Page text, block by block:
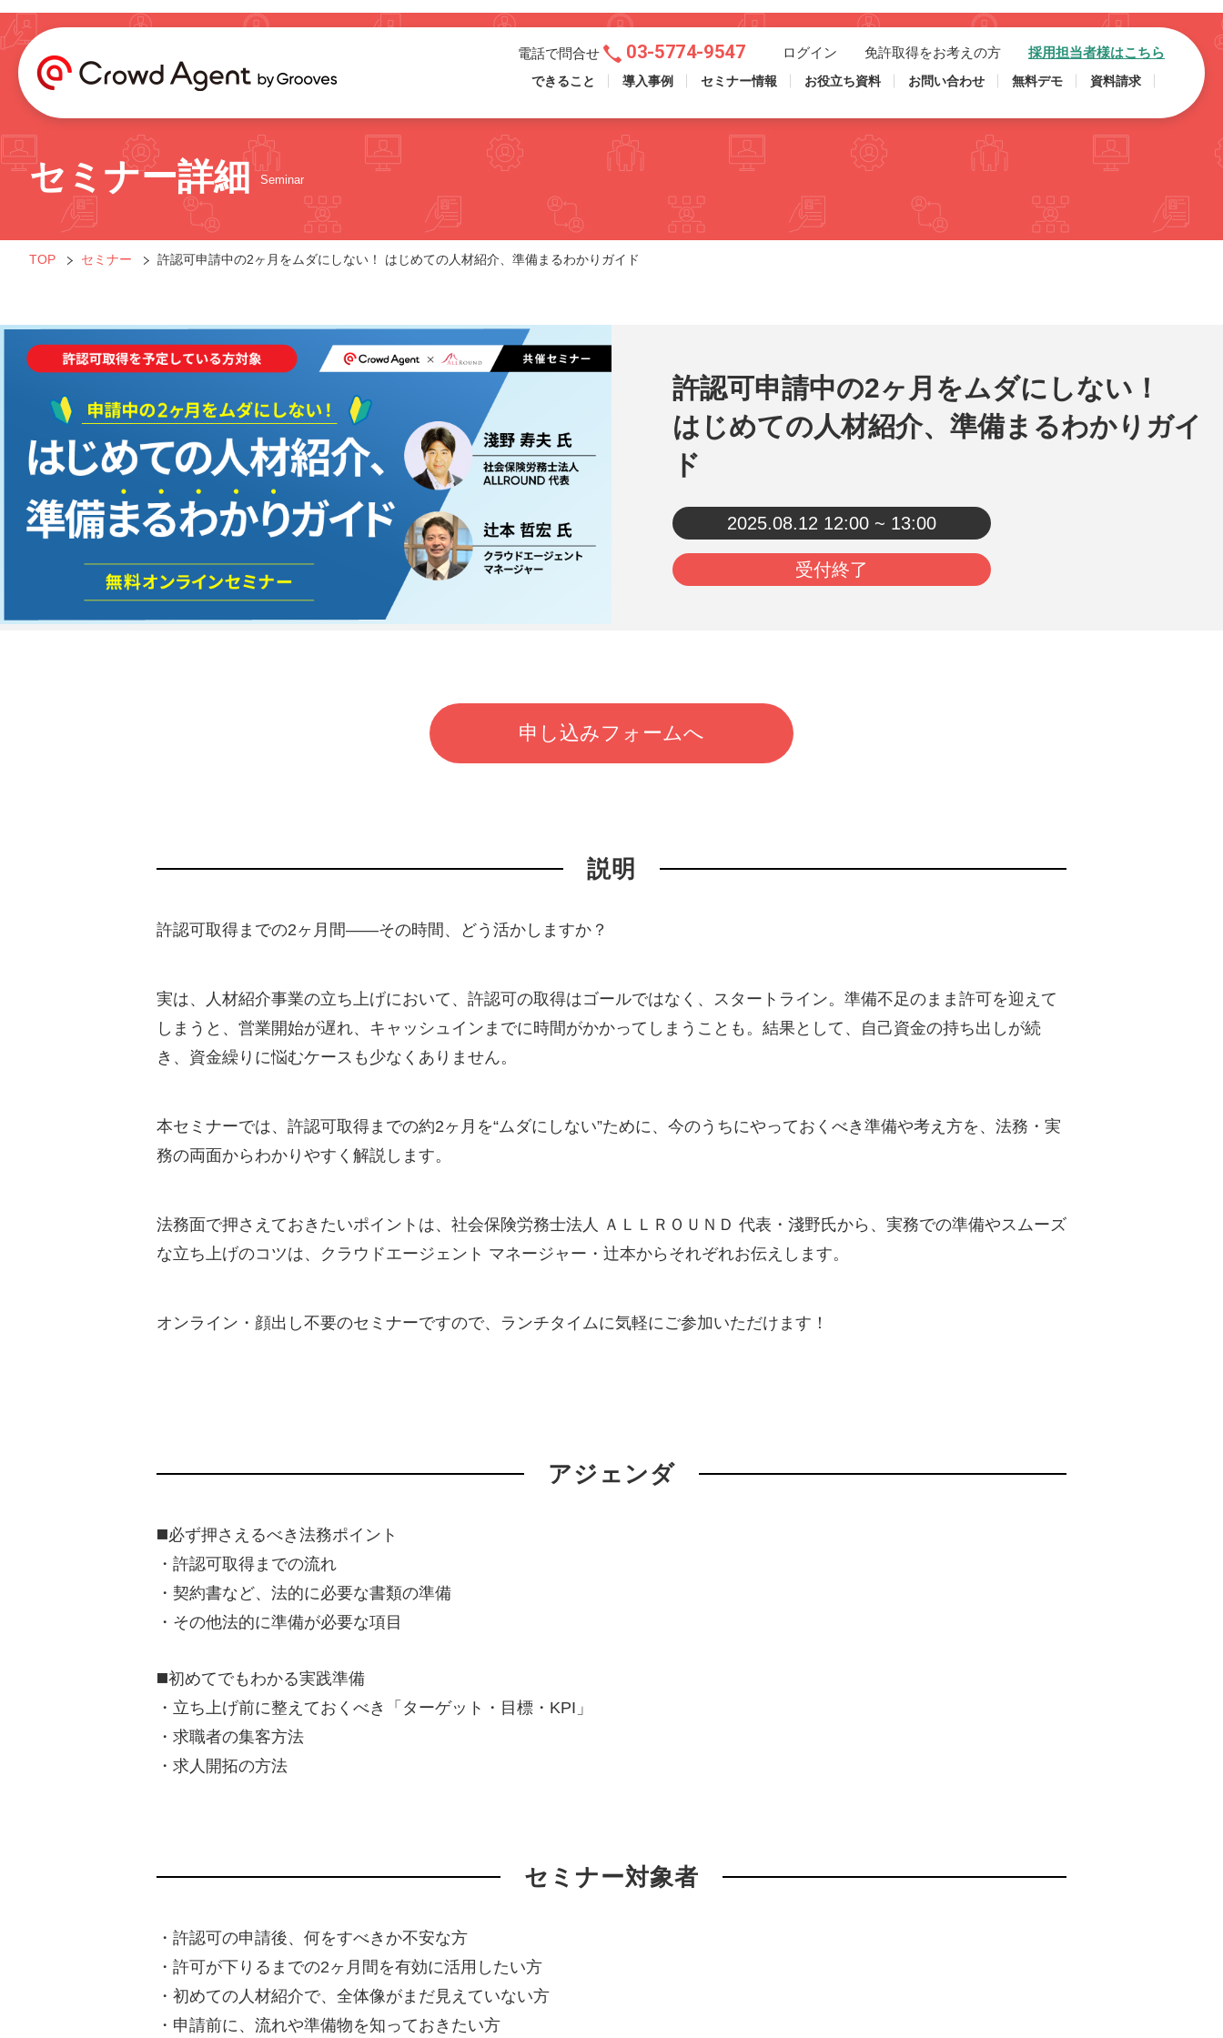
電話で問合せ 03-5774-9547 ログイン 免許取得をお考えの方 採用担当者様はこちら
できること 導入事例 セミナー情報 お役立ち資料 お問い合わせ 無料デモ 資料請求
セミナー詳細Seminar
TOP セミナー 許認可申請中の2ヶ月をムダにしない！ はじめての人材紹介、準備まるわかりガイド
許認可申請中の2ヶ月をムダにしない！
はじめての人材紹介、準備まるわかりガイ
ド
2025.08.12 12:00 ~ 13:00
受付終了
申し込みフォームへ
説明
許認可取得までの2ヶ月間――その時間、どう活かしますか？
実は、人材紹介事業の立ち上げにおいて、許認可の取得はゴールではなく、スタートライン。準備不足のまま許可を迎えて
しまうと、営業開始が遅れ、キャッシュインまでに時間がかかってしまうことも。結果として、自己資金の持ち出しが続
き、資金繰りに悩むケースも少なくありません。
本セミナーでは、許認可取得までの約2ヶ月を“ムダにしない”ために、今のうちにやっておくべき準備や考え方を、法務・実
務の両面からわかりやすく解説します。
法務面で押さえておきたいポイントは、社会保険労務士法人 ＡＬＬＲＯＵＮＤ 代表・淺野氏から、実務での準備やスムーズ
な立ち上げのコツは、クラウドエージェント マネージャー・辻本からそれぞれお伝えします。
オンライン・顔出し不要のセミナーですので、ランチタイムに気軽にご参加いただけます！
アジェンダ
◼️必ず押さえるべき法務ポイント
・許認可取得までの流れ
・契約書など、法的に必要な書類の準備
・その他法的に準備が必要な項目
◼️初めてでもわかる実践準備
・立ち上げ前に整えておくべき「ターゲット・目標・KPI」
・求職者の集客方法
・求人開拓の方法
セミナー対象者
・許認可の申請後、何をすべきか不安な方
・許可が下りるまでの2ヶ月間を有効に活用したい方
・初めての人材紹介で、全体像がまだ見えていない方
・申請前に、流れや準備物を知っておきたい方